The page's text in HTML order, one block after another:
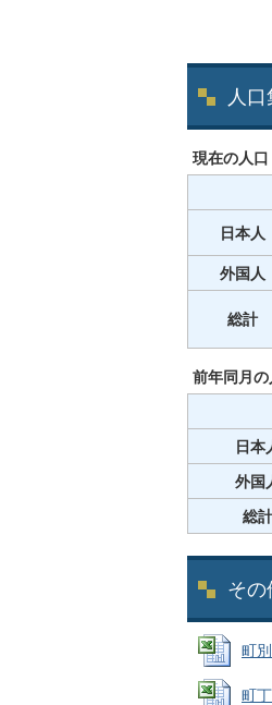
人
現在の人口
日本人
外国人
総計
前年同月の
日本
外国
総計
その
町
町